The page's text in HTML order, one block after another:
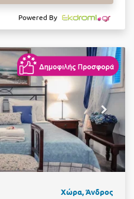
Powered By
Χώρα, Άνδρος